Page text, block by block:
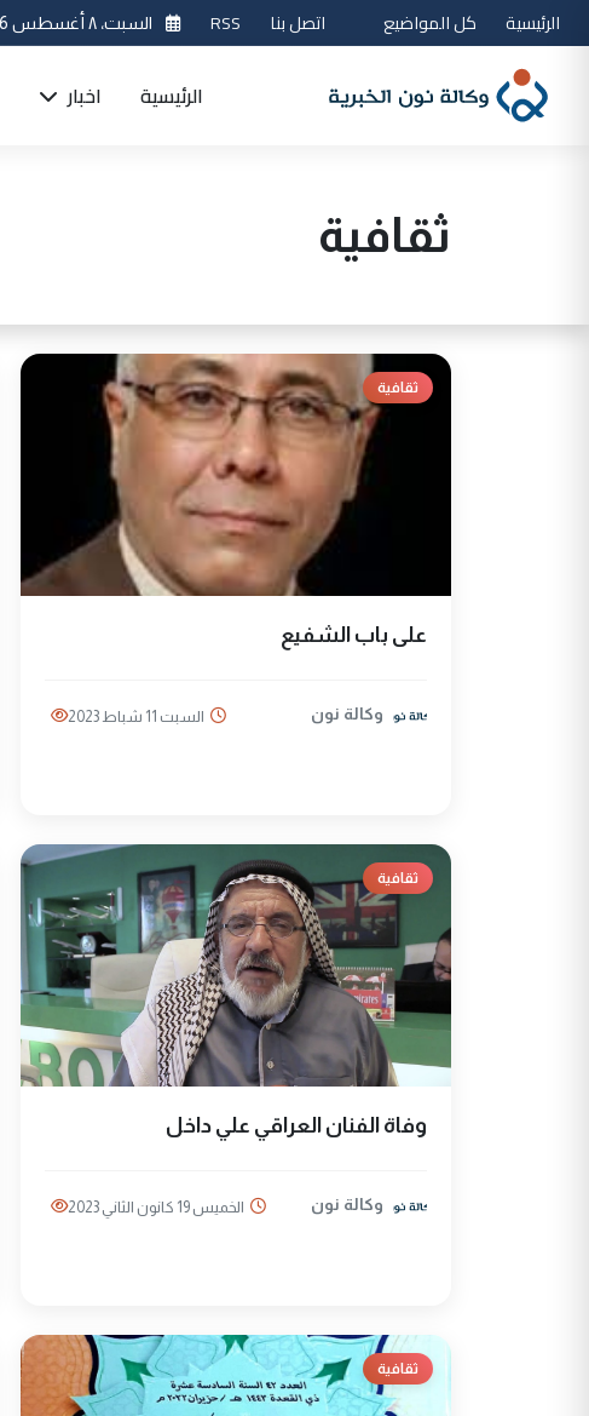
الرئيسية كل المواضيع اتصل بنا RSS السبت، ٨ أغسطس 2026
الرئيسية اخبار
ثقافية
ثقافية
على باب الشفيع
وكالة نون السبت 11 شباط 2023
ثقافية
وفاة الفنان العراقي علي داخل
وكالة نون الخميس 19 كانون الثاني 2023
ثقافية